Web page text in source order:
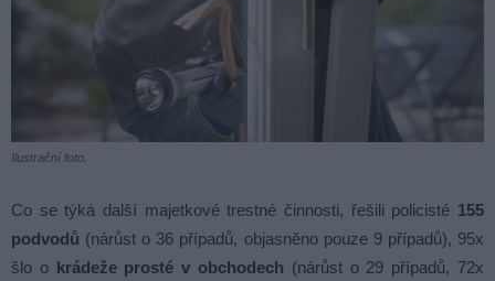
Ilustrační foto.
Co se týká další majetkové trestné činnosti, řešili policisté 155
podvodů (nárůst o 36 případů, objasněno pouze 9 případů), 95x
šlo o krádeže prosté v obchodech (nárůst o 29 případů, 72x